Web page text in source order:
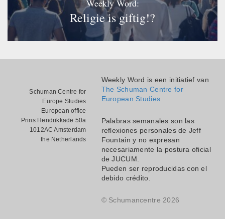
Weekly Word:
Religie is giftig!?
Schuman Centre for
Europe Studies
European office
Prins Hendrikkade 50a
1012AC Amsterdam
the Netherlands
Weekly Word is een initiatief van
The Schuman Centre for
European Studies
Palabras semanales son las
reflexiones personales de Jeff
Fountain y no expresan
necesariamente la postura oficial
de JUCUM.
Pueden ser reproducidas con el
debido crédito.
© Schumancentre 2026